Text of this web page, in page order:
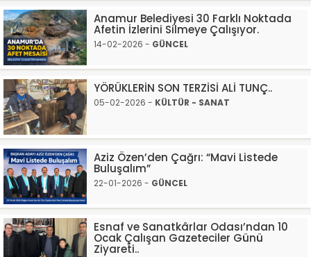
Anamur Belediyesi 30 Farklı Noktada
Afetin İzlerini Silmeye Çalışıyor.
14-02-2026 - GÜNCEL
YÖRÜKLERİN SON TERZİSİ ALİ TUNÇ..
05-02-2026 - KÜLTÜR - SANAT
Aziz Özen’den Çağrı: “Mavi Listede
Buluşalım”
22-01-2026 - GÜNCEL
Esnaf ve Sanatkârlar Odası’ndan 10
Ocak Çalışan Gazeteciler Günü
Ziyareti..